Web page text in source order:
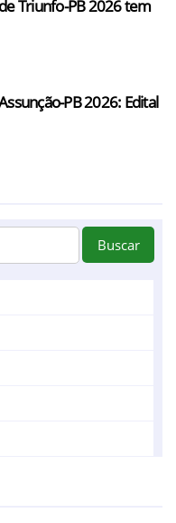
Triunfo-PB 2026 tem
PB 2026: Edital
Buscar